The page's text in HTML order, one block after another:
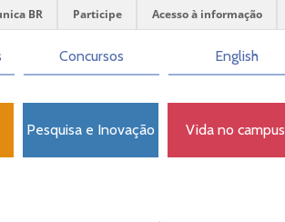
BR Participe Acesso à informação
Concursos English
Pesquisa e Inovação Vida no campus